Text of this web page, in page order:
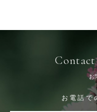
お
お電話で